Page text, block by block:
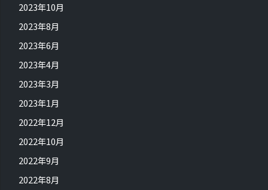
2023年10月
2023年8月
2023年6月
2023年4月
2023年3月
2023年1月
2022年12月
2022年10月
2022年9月
2022年8月